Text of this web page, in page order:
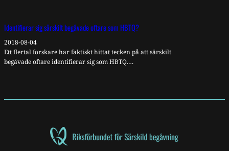
Identifierar sig särskilt begåvade oftare som HBTQ?
2018-08-04
Ett flertal forskare har faktiskt hittat tecken på att särskilt
begåvade oftare identifierar sig som HBTQ.…